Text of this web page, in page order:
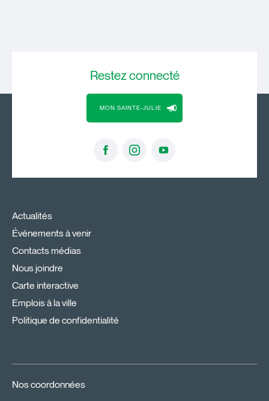
Restezconnecté
MON SAINTE-JULIE
Actualités
Événements à venir
Contacts médias
Nous joindre
Carte interactive
Emplois à la ville
Politique de confidentialité
Nos coordonnées